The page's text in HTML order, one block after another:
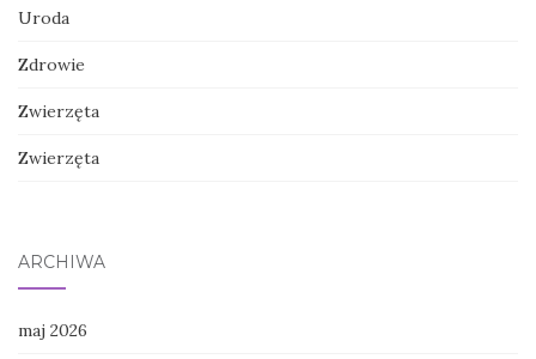
Uroda
Zdrowie
Zwierzęta
Zwierzęta
ARCHIWA
maj 2026